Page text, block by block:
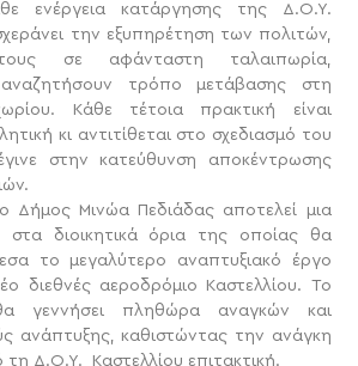
ενέργεια κατάργησης της Δ.Ο.Υ.
την εξυπηρέτηση των πολιτών,
σε αφάνταστη ταλαιπωρία,
τρόπο μετάβασης στη
Κάθε τέτοια πρακτική είναι
κι αντιτίθεται στο σχεδιασμό του
στην κατεύθυνση αποκέντρωσης
Δήμος Μινώα Πεδιάδας αποτελεί μια
στα διοικητικά όρια της οποίας θα
το μεγαλύτερο αναπτυξιακό έργο
διεθνές αεροδρόμιο Καστελλίου. Το
γεννήσει πληθώρα αναγκών και
ανάπτυξης, καθιστώντας την ανάγκη
Δ.Ο.Υ. Καστελλίου επιτακτική.